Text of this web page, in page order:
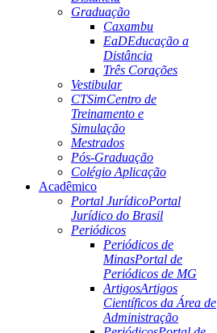
Graduação
Caxambu
EaDEducação a
Distância
Três Corações
Vestibular
CTSimCentro de
Treinamento e
Simulação
Mestrados
Pós-Graduação
Colégio Aplicação
Acadêmico
Portal JurídicoPortal
Jurídico do Brasil
Periódicos
Periódicos de
MinasPortal de
Periódicos de MG
ArtigosArtigos
Científicos da Área de
Administração